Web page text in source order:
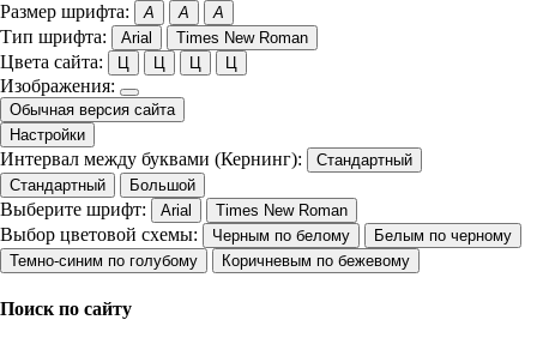
Размер шрифта: A A A
Тип шрифта: Arial Times New Roman
Цвета сайта: Ц Ц Ц Ц
Изображения:
Обычная версия сайта
Настройки
Интервал между буквами (Кернинг):
Стандартный
Стандартный
Большой
Выберите шрифт: Arial Times New Roman
Выбор цветовой схемы: Черным по белому
Белым по черному
Темно-синим по голубому
Коричневым по бежевому
Поиск по сайту